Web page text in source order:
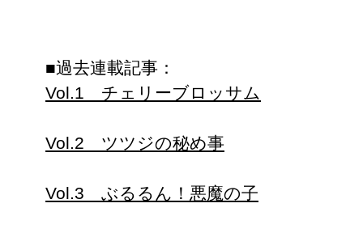
■過去連載記事：
Vol.1 チェリーブロッサム
Vol.2 ツツジの秘め事
Vol.3 ぶるるん！悪魔の子